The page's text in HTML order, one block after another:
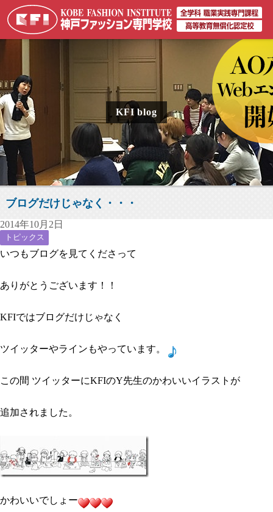
KFI blog
ブログだけじゃなく・・・
2014年10月2日
トピックス
いつもブログを見てくださって
ありがとうございます！！
KFIではブログだけじゃなく
ツイッターやラインもやっています。
この間 ツイッターにKFIのY先生のかわいいイラストが
追加されました。
かわいいでしょー